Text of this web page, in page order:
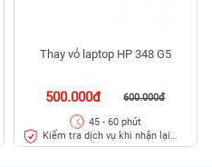
Thay vỏ laptop HP 348 G5
500.000đ 600.000đ
45 - 60 phút
Kiểm tra dịch vụ khi nhận lại
máy